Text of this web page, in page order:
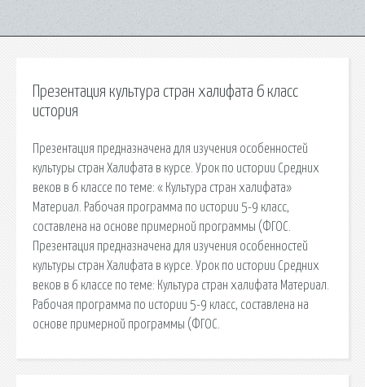
Презентация культура стран халифата 6 класс
история
Презентация предназначена для изучения особенностей
культуры стран Халифата в курсе. Урок по истории Средних
веков в 6 классе по теме: « Культура стран халифата»
Материал. Рабочая программа по истории 5-9 класс,
составлена на основе примерной программы (ФГОС.
Презентация предназначена для изучения особенностей
культуры стран Халифата в курсе. Урок по истории Средних
веков в 6 классе по теме: Культура стран халифата Материал.
Рабочая программа по истории 5-9 класс, составлена на
основе примерной программы (ФГОС.